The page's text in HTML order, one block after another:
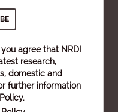
agree that NRDI
research,
domestic and
further information
.